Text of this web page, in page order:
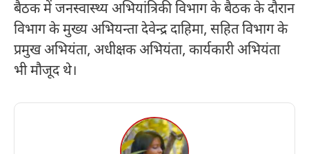
बैठक में जनस्वास्थ्य अभियांत्रिकी विभाग के बैठक के दौरान
विभाग के मुख्य अभियन्ता देवेन्द्र दाहिमा, सहित विभाग के
प्रमुख अभियंता, अधीक्षक अभियंता, कार्यकारी अभियंता
भी मौजूद थे।